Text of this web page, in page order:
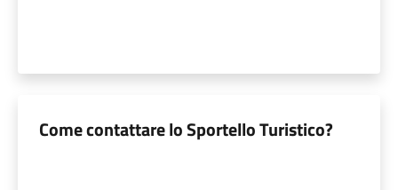
Come contattare lo Sportello Turistico?